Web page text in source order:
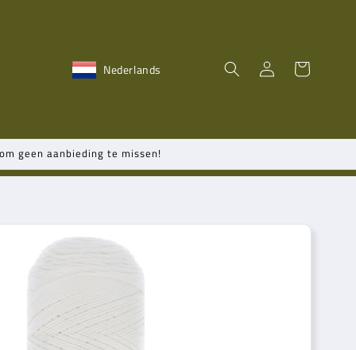
Nederlands InloggenWinkelwagen
geen aanbieding te missen!